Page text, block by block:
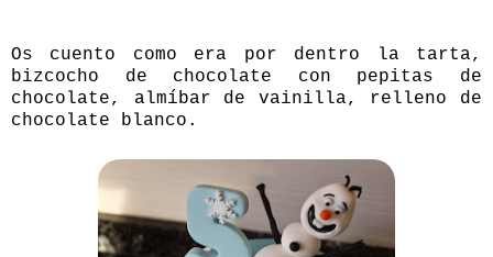
Os cuento como era por dentro la tarta,
bizcocho de chocolate con pepitas de
chocolate, almíbar de vainilla, relleno de
chocolate blanco.